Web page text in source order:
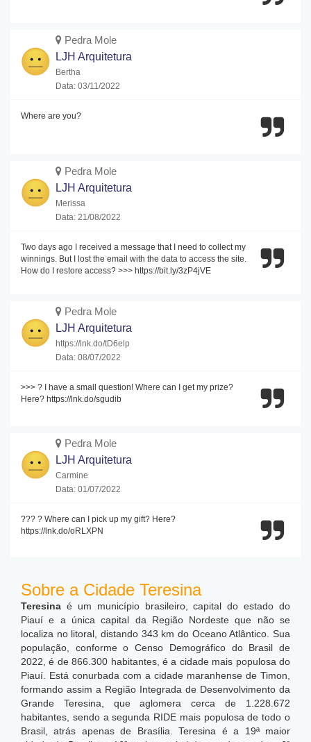
Pedra Mole
LJH Arquitetura
Bertha
Data: 03/11/2022
Where are you?
Pedra Mole
LJH Arquitetura
Merissa
Data: 21/08/2022
Two days ago I received a message that I need to collect my
winnings. But I lost the email with the data to access the site.
How do I restore access? >>> https://bit.ly/3zP4jVE
Pedra Mole
LJH Arquitetura
https://lnk.do/tD6elp
Data: 08/07/2022
>>> ? I have a small question! Where can I get my prize?
Here? https://lnk.do/sgudib
Pedra Mole
LJH Arquitetura
Carmine
Data: 01/07/2022
??? ? Where can I pick up my gift? Here?
https://lnk.do/oRLXPN
Sobre a Cidade Teresina
Teresina é um município brasileiro, capital do estado do
Piauí e a única capital da Região Nordeste que não se
localiza no litoral, distando 343 km do Oceano Atlântico. Sua
população, conforme o Censo Demográfico do Brasil de
2022, é de 866.300 habitantes, é a cidade mais populosa do
Piauí. Está conurbada com a cidade maranhense de Timon,
formando assim a Região Integrada de Desenvolvimento da
Grande Teresina, que aglomera cerca de 1.228.672
habitantes, sendo a segunda RIDE mais populosa de todo o
Brasil, atrás apenas de Brasília. Teresina é a 19ª maior